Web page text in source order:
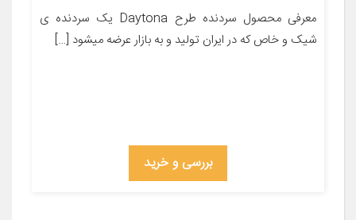
معرفی محصول سردنده طرح Daytona یک سردنده ی
شیک و خاص که در ایران تولید و به بازار عرضه میشود […]
بررسی و خرید